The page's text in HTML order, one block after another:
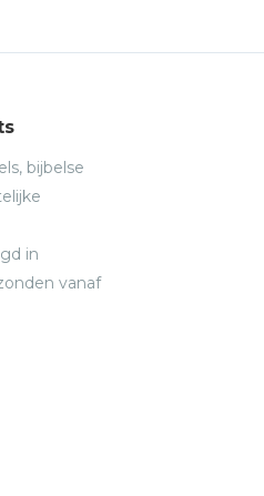
bijbelse
in
vanaf